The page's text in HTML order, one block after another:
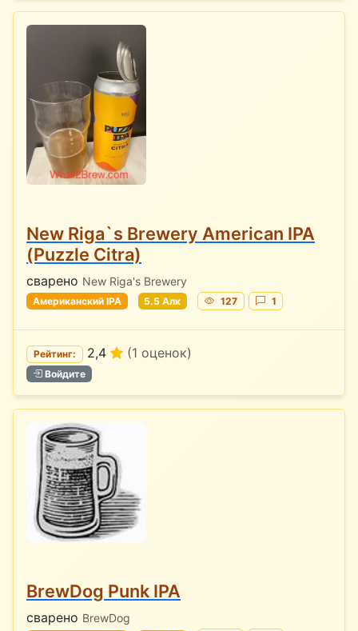
New Riga`s Brewery American IPA
(Puzzle Citra)
сварено New Riga's Brewery
Американский IPA 5.5 Алк 127 1
Рейтинг: 2,4 (1 оценок)
Войдите
BrewDog Punk IPA
сварено BrewDog